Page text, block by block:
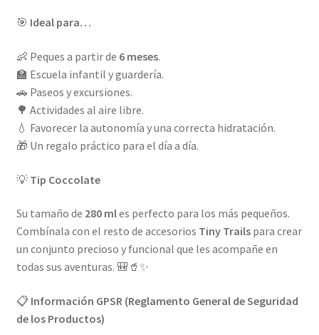
🎯 Ideal para…
👶 Peques a partir de 6 meses.
🏫 Escuela infantil y guardería.
🚗 Paseos y excursiones.
🌳 Actividades al aire libre.
💧 Favorecer la autonomía y una correcta hidratación.
🎁 Un regalo práctico para el día a día.
💡 Tip Coccolate
Su tamaño de 280 mles perfecto para los más pequeños.
Combínala con el resto de accesorios Tiny Trailspara crear
un conjunto precioso y funcional que les acompañe en
todas sus aventuras. 🎒🥤✨
📋 Información GPSR (Reglamento General de Seguridad
de los Productos)